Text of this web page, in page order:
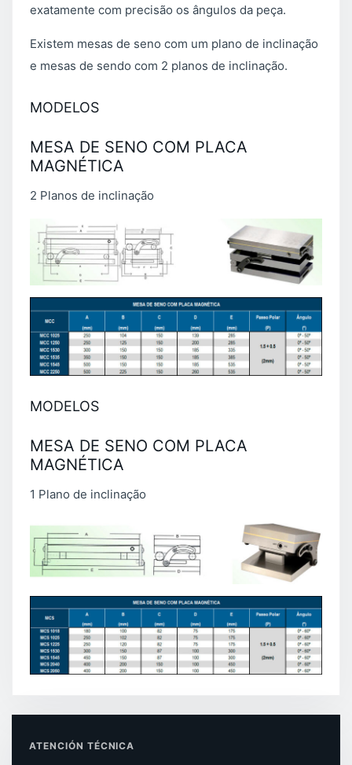
exatamente com precisão os ângulos da peça.
Existem mesas de seno com um plano de inclinação
e mesas de sendo com 2 planos de inclinação.
MODELOS
MESA DE SENO COM PLACA
MAGNÉTICA
2 Planos de inclinação
MODELOS
MESA DE SENO COM PLACA
MAGNÉTICA
1 Plano de inclinação
ATENCIÓN TÉCNICA